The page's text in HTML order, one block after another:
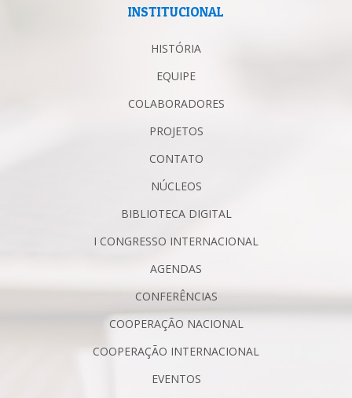
INSTITUCIONAL
HISTÓRIA
EQUIPE
COLABORADORES
PROJETOS
CONTATO
NÚCLEOS
BIBLIOTECA DIGITAL
I CONGRESSO INTERNACIONAL
AGENDAS
CONFERÊNCIAS
COOPERAÇÃO NACIONAL
COOPERAÇÃO INTERNACIONAL
EVENTOS